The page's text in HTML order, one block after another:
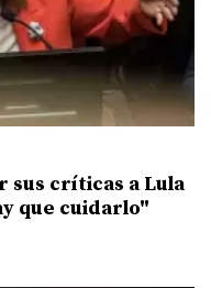
sus críticas a Lula
que cuidarlo"